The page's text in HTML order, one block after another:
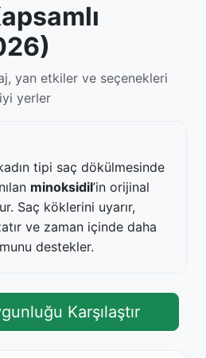
yan etkiler ve seçenekleri
yerler
tipi saç dökülmesinde
minoksidil’in orijinal
Saç köklerini uyarır,
ve zaman içinde daha
destekler.
Karşılaştır